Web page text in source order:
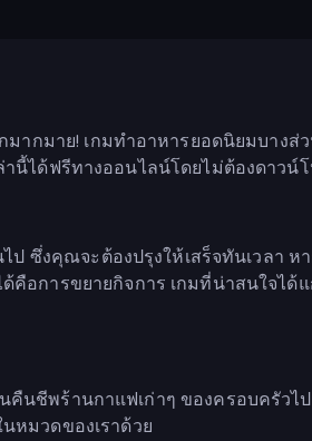
มากมาย! เกมทำอาหารยอดนิยมบางส่
ได้ฟรีทางออนไลน์โดยไม่ต้องดาวน์โ
ป ซึ่งคุณจะต้องปรุงให้เสร็จทันเวลา
คือการขยายกิจการ เกมที่น่าสนใจได้
นชีพร้านกาแฟเก่าๆ ของครอบครัวไ
นหมวดของเราด้วย